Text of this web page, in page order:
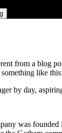
from a blog
like this:
by day,
was founded